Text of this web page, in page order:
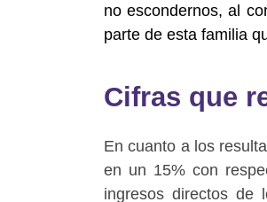
no escondernos, al
parte de esta familia
Cifras que
En cuanto a los
en un 15% con
ingresos directos de